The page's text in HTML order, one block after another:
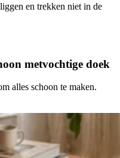
en trekken niet in de
metvochtige doek
alles schoon te maken.